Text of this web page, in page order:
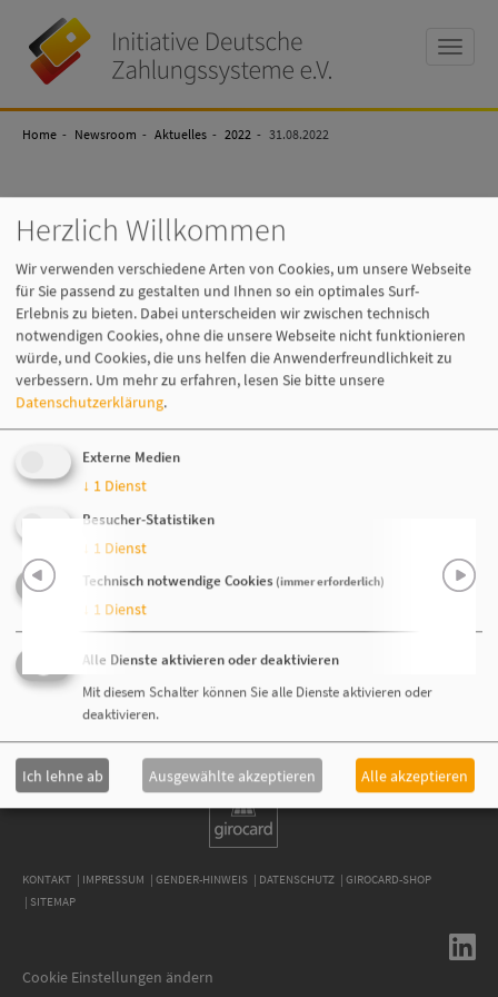
Toggle
Deutsche
Zahlungssysteme
Home Newsroom Aktuelles 2022 31.08.2022
Mitglieder
Zur vollständigen Mitgliederübersicht geht es
KONTAKT IMPRESSUM GENDER-HINWEIS DATENSCHUTZ
GIROCARD-SHOP
SITEMAP
Cookie Einstellungen ändern
Herzlich Willkommen
Wir verwenden verschiedene Arten von Cookies, um unsere Webseite
für Sie passend zu gestalten und Ihnen so ein optimales Surf-
Erlebnis zu bieten. Dabei unterscheiden wir zwischen technisch
notwendigen Cookies, ohne die unsere Webseite nicht funktionieren
würde, und Cookies, die uns helfen die Anwenderfreundlichkeit zu
verbessern. Um mehr zu erfahren, lesen Sie bitte unsere
Datenschutzerklärung.
Externe Medien
↓ 1 Dienst
Besucher-Statistiken
↓ 1 Dienst
Technisch notwendige Cookies (immer erforderlich)
↓ 1 Dienst
Alle Dienste aktivieren oder deaktivieren
Mit diesem Schalter können Sie alle Dienste aktivieren oder
deaktivieren.
Ich lehne ab Ausgewählte akzeptieren Alle akzeptieren